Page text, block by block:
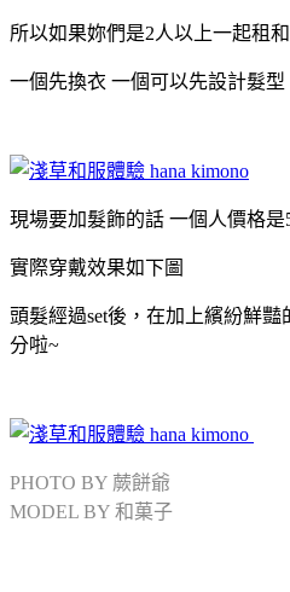
所以如果妳們是2人以上一起租
一個先換衣 一個可以先設計髮型
現場要加髮飾的話 一個人價格
實際穿戴效果如下圖
頭髮經過set後，在加上繽紛鮮
分啦~
PHOTO BY 蕨餅爺
MODEL BY 和菓子